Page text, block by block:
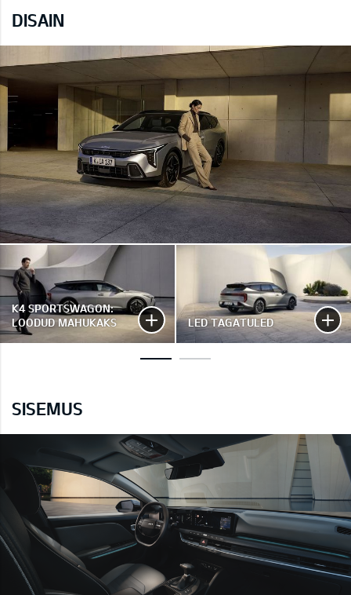
DISAIN
K4 SPORTSWAGON:
LOODUD MAHUKAKS
LED TAGATULED
SISEMUS